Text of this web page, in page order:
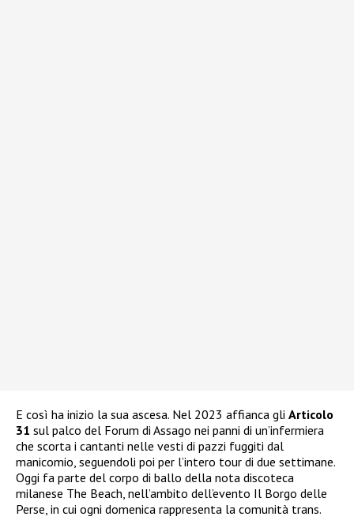
E così ha inizio la sua ascesa. Nel 2023 affianca gli Articolo
31 sul palco del Forum di Assago nei panni di un’infermiera
che scorta i cantanti nelle vesti di pazzi fuggiti dal
manicomio, seguendoli poi per l’intero tour di due settimane.
Oggi fa parte del corpo di ballo della nota discoteca
milanese The Beach, nell’ambito dell’evento Il Borgo delle
Perse, in cui ogni domenica rappresenta la comunità trans.